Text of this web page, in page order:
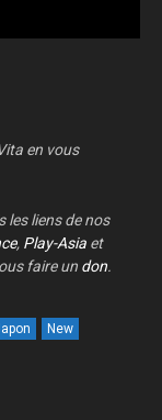
en vous
les liens de nos
, Play-Asia et
faire un don.
New